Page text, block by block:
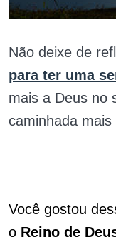
Não deixe de
para ter uma
mais a Deus no
caminhada mais
Você gostou
o Reino de